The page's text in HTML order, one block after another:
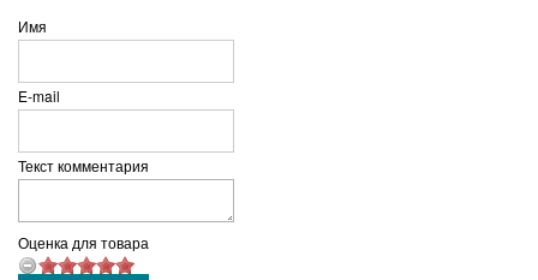
Имя
E-mail
Текст комментария
Оценка для товара